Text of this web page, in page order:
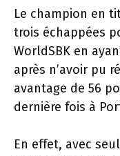
Le champion en
trois échappées
WorldSBK en
après n’avoir pu
avantage de 56
dernière fois à
En effet, avec